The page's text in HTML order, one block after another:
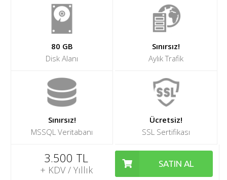
80 GB
Disk Alanı
Sınırsız!
Aylık Trafik
Sınırsız!
MSSQL Veritabanı
Ücretsiz!
SSL Sertifikası
3.500 TL
+ KDV / Yıllık
SATIN AL